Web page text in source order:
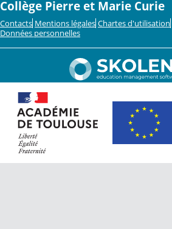
Collège Pierre et Marie Curie
Contacts Mentions légales Chartes d'utilisation
Données personnelles